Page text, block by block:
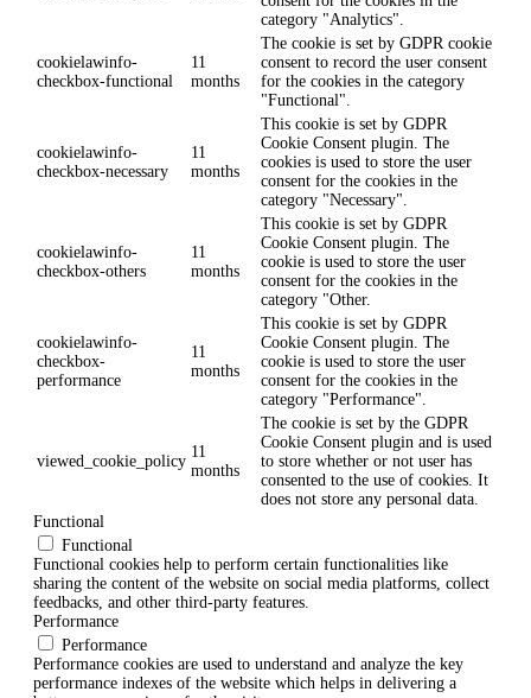
category "Analytics".
cookielawinfo-
checkbox-functional
11
months
The cookie is set by GDPR cookie
consent to record the user consent
for the cookies in the category
"Functional".
cookielawinfo-
checkbox-necessary
11
months
This cookie is set by GDPR
Cookie Consent plugin. The
cookies is used to store the user
consent for the cookies in the
category "Necessary".
cookielawinfo-
checkbox-others
11
months
This cookie is set by GDPR
Cookie Consent plugin. The
cookie is used to store the user
consent for the cookies in the
category "Other.
cookielawinfo-
checkbox-
performance
11
months
This cookie is set by GDPR
Cookie Consent plugin. The
cookie is used to store the user
consent for the cookies in the
category "Performance".
viewed_cookie_policy
11
months
The cookie is set by the GDPR
Cookie Consent plugin and is used
to store whether or not user has
consented to the use of cookies. It
does not store any personal data.
Functional
Functional
Functional cookies help to perform certain functionalities like
sharing the content of the website on social media platforms, collect
feedbacks, and other third-party features.
Performance
Performance
Performance cookies are used to understand and analyze the key
performance indexes of the website which helps in delivering a